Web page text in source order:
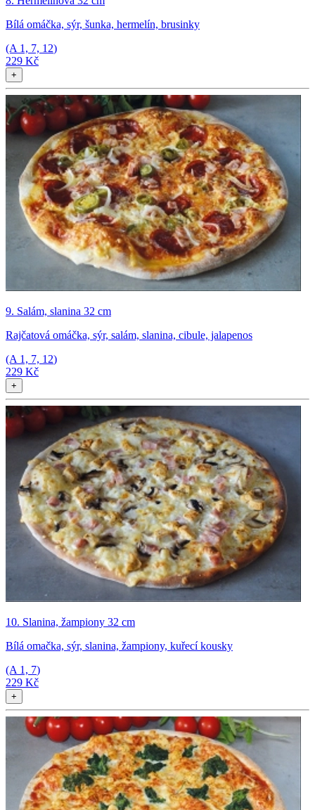
Bílá omáčka, sýr, šunka, hermelín, brusinky
(A 1, 7, 12)
229 Kč
+
9. Salám, slanina 32 cm
Rajčatová omáčka, sýr, salám, slanina, cibule, jalapenos
(A 1, 7, 12)
229 Kč
+
10. Slanina, žampiony 32 cm
Bílá omačka, sýr, slanina, žampiony, kuřecí kousky
(A 1, 7)
229 Kč
+